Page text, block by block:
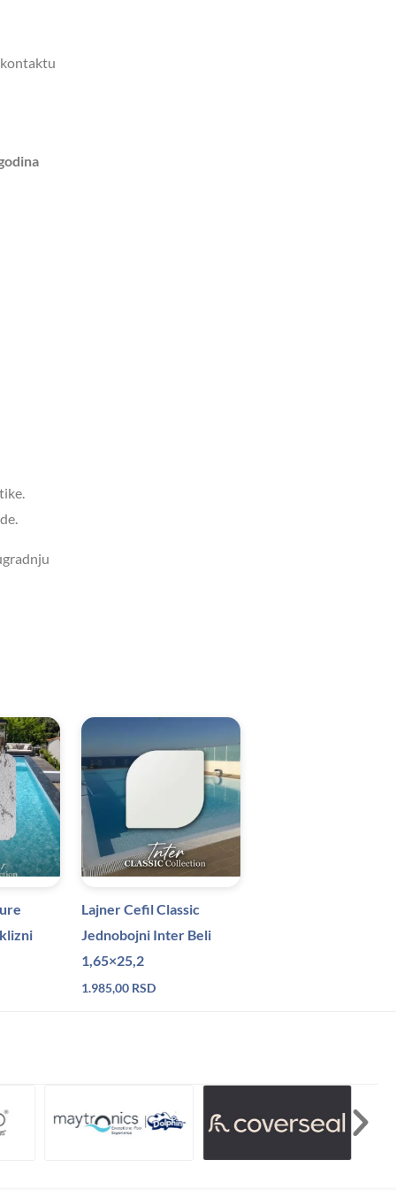
Lajner Cefil Classic
Jednobojni Inter Beli
1,65×25,2
1.985,00 RSD